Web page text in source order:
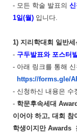
- 모든 학술 발표의
1일(월) 입니다.
1) 지리학대회 일반
- 구두발표와 포스터
- 아래 링크를 통해
https://forms.gle/
- 신청하신 내용은 수
- 학문후속세대
이어야 하고, 대회 참
학생이지만 Awards